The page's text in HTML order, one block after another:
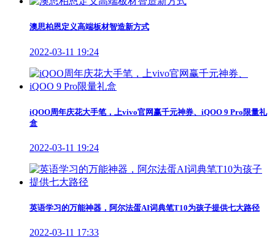
澳思柏恩定义高端板材智造新方式
2022-03-11 19:24
iQOO周年庆花大手笔，上vivo官网赢千元神券、iQOO 9 Pro限量礼
盒
2022-03-11 19:24
英语学习的万能神器，阿尔法蛋AI词典笔T10为孩子提供七大路径
2022-03-11 17:33